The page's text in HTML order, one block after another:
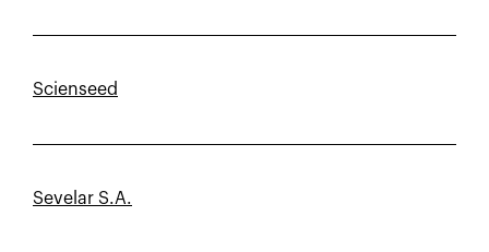
Scienseed
Sevelar S.A.